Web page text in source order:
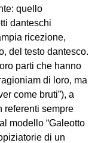
quello
danteschi
ricezione,
del testo dantesco.
parti che hanno
di loro, ma
come bruti”), a
referenti sempre
modello “Galeotto
di un